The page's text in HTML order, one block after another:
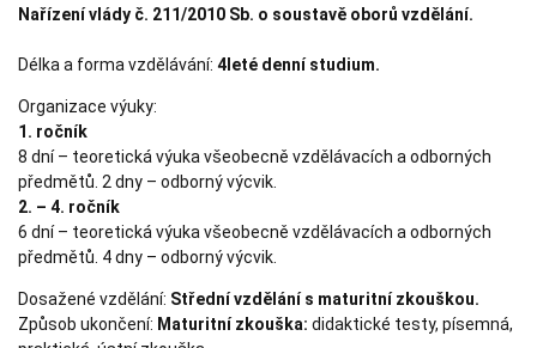
Nařízení vlády č. 211/2010 Sb. o soustavě oborů vzdělání.
Délka a forma vzdělávání: 4leté denní studium.
Organizace výuky:
1. ročník
8 dní – teoretická výuka všeobecně vzdělávacích a odborných
předmětů. 2 dny – odborný výcvik.
2. – 4. ročník
6 dní – teoretická výuka všeobecně vzdělávacích a odborných
předmětů. 4 dny – odborný výcvik.
Dosažené vzdělání: Střední vzdělání s maturitní zkouškou.
Způsob ukončení: Maturitní zkouška: didaktické testy, písemná,